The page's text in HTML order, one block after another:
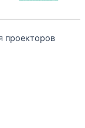
проекторов